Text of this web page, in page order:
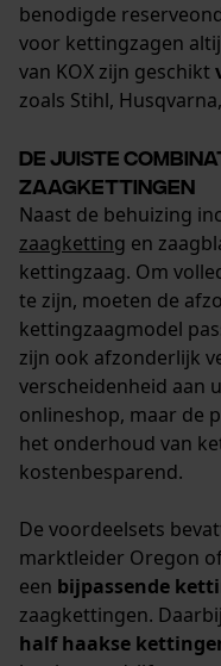
benodigde
voor kettingzagen
van KOX zijn geschikt
zoals Stihl,
De juiste
zaagkettingen
Naast de behuizing
zaagketting en
kettingzaag. Om
te zijn, moeten de
kettingzaagmodel
zijn ook afzonderlijk
verscheidenheid aan
onlineshop, maar de
het onderhoud van
kostenbesparend.
De voordeelsets
marktleider Oregon
een bijpassende
zaagkettingen.
half haakse
Prestatie
Cookies